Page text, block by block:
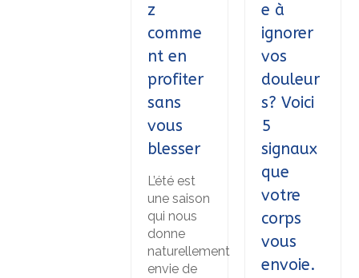
z
comme
nt en
profiter
sans
vous
blesser
L’été est
une saison
qui nous
donne
naturellement
envie de
e à
ignorer
vos
douleur
s? Voici
5
signaux
que
votre
corps
vous
envoie.